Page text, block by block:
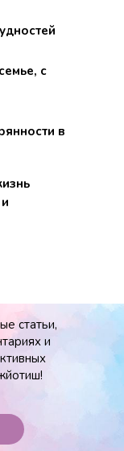
в
с
статьи,
и